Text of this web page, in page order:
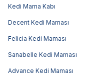
Kedi Mama Kabı
Decent Kedi Maması
Felicia Kedi Maması
Sanabelle Kedi Maması
Advance Kedi Maması